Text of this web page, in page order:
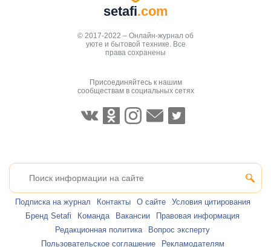
setafi.com
© 2017-2022 – Онлайн-журнал об
уюте и бытовой технике. Все
права сохранены
Присоединяйтесь к нашим
сообществам в социальных сетях
Подписка на журнал Контакты О сайте
Условия цитирования
Бренд Setafi
Команда Вакансии
Правовая информация
Редакционная политика
Вопрос эксперту
Пользовательское соглашение
Рекламодателям